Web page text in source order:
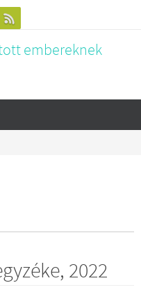
embereknek
2022